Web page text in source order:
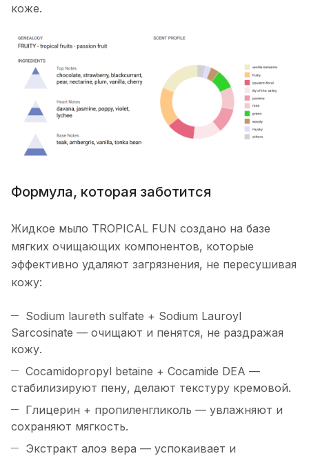
коже.
Формула, которая заботится
Жидкое мыло TROPICAL FUN создано на базе
мягких очищающих компонентов, которые
эффективно удаляют загрязнения, не пересушивая
кожу:
Sodium laureth sulfate + Sodium Lauroyl
Sarcosinate — очищают и пенятся, не раздражая
кожу.
Cocamidopropyl betaine + Cocamide DEA —
стабилизируют пену, делают текстуру кремовой.
Глицерин + пропиленгликоль — увлажняют и
сохраняют мягкость.
Экстракт алоэ вера — успокаивает и